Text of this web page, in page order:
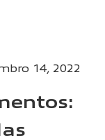
14, 2022